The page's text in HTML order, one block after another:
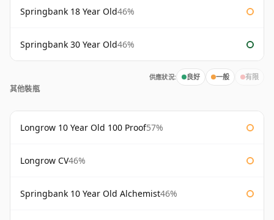
Springbank 18 Year Old46%
Springbank 30 Year Old46%
供應狀況: 良好 一般 有限
其他裝瓶
Longrow 10 Year Old 100 Proof57%
Longrow CV46%
Springbank 10 Year Old Alchemist46%